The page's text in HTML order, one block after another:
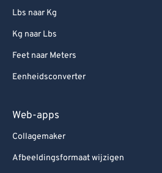
Lbs naar Kg
Kg naar Lbs
Feet naar Meters
Eenheidsconverter
Web-apps
Collagemaker
Afbeeldingsformaat wijzigen